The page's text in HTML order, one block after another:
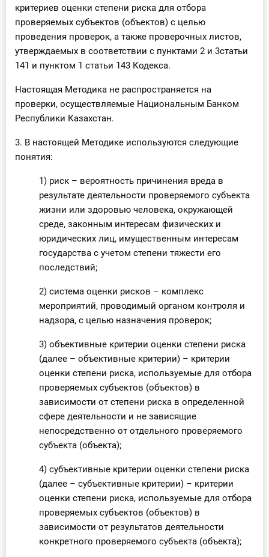
критериев оценки степени риска для отбора
проверяемых субъектов (объектов) с целью
проведения проверок, а также проверочных листов,
утверждаемых в соответствии с пунктами 2 и 3статьи
141 и пунктом 1 статьи 143 Кодекса.
Настоящая Методика не распространяется на
проверки, осуществляемые Национальным Банком
Республики Казахстан.
3. В настоящей Методике используются следующие
понятия:
1) риск – вероятность причинения вреда в
результате деятельности проверяемого субъекта
жизни или здоровью человека, окружающей
среде, законным интересам физических и
юридических лиц, имущественным интересам
государства с учетом степени тяжести его
последствий;
2) система оценки рисков – комплекс
мероприятий, проводимый органом контроля и
надзора, с целью назначения проверок;
3) объективные критерии оценки степени риска
(далее – объективные критерии) – критерии
оценки степени риска, используемые для отбора
проверяемых субъектов (объектов) в
зависимости от степени риска в определенной
сфере деятельности и не зависящие
непосредственно от отдельного проверяемого
субъекта (объекта);
4) субъективные критерии оценки степени риска
(далее – субъективные критерии) – критерии
оценки степени риска, используемые для отбора
проверяемых субъектов (объектов) в
зависимости от результатов деятельности
конкретного проверяемого субъекта (объекта);